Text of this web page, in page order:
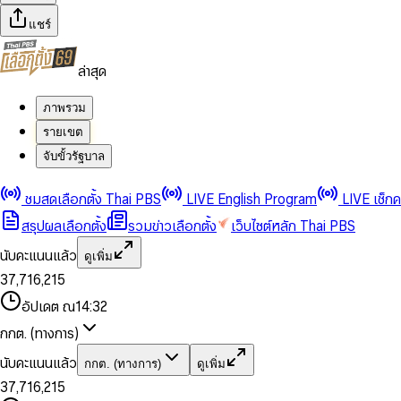
แชร์
ล่าสุด
ภาพรวม
รายเขต
จับขั้วรัฐบาล
ชมสดเลือกตั้ง Thai PBS LIVE English Program
LIVE เช็ก
สรุปผลเลือกตั้ง
รวมข่าวเลือกตั้ง
เว็บไซต์หลัก Thai PBS
นับคะแนนแล้ว
ดูเพิ่ม
0
1
2
3
4
5
6
8
9
2
3
4
5
6
7
8
9
,
0
2
4
6
7
8
9
0
1
2
3
4
5
6
7
8
1
3
5
6
7
8
9
,
1
2
4
5
7
8
9
0
1
3
4
6
7
8
0
2
3
4
5
7
8
อัปเดต ณ14:32
กกต. (ทางการ)
นับคะแนนแล้ว
กกต. (ทางการ) ดูเพิ่ม
0
1
2
3
0
1
2
4
5
6
7,
0
1
2
4
6
7
0
1
0
1
3
5
6,
1
2
0
1
0
2
3
4
5